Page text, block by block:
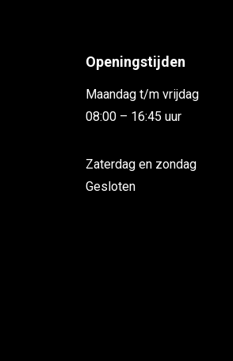
Openingstijden
Maandag t/m vrijdag
08:00 – 16:45 uur
Zaterdag en zondag
Gesloten